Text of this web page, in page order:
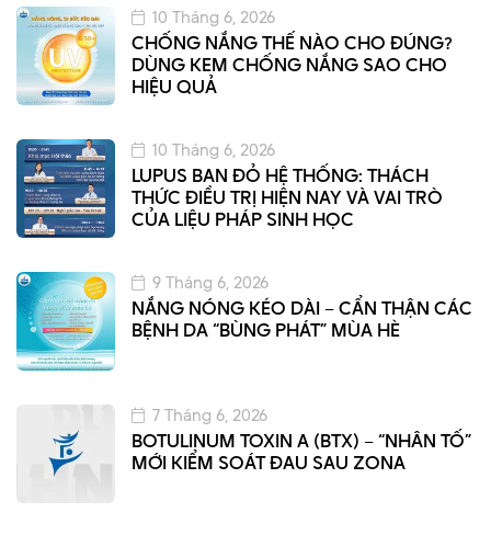
CHỐNG NẮNG THẾ NÀO CHO ĐÚNG?
DÙNG KEM CHỐNG NẮNG SAO CHO
HIỆU QUẢ
10 Tháng 6, 2026
LUPUS BAN ĐỎ HỆ THỐNG: THÁCH
THỨC ĐIỀU TRỊ HIỆN NAY VÀ VAI TRÒ
CỦA LIỆU PHÁP SINH HỌC
10 Tháng 6, 2026
NẮNG NÓNG KÉO DÀI – CẨN THẬN CÁC
BỆNH DA “BÙNG PHÁT” MÙA HÈ
9 Tháng 6, 2026
BOTULINUM TOXIN A (BTX) – “NHÂN TỐ”
MỚI KIỂM SOÁT ĐAU SAU ZONA
7 Tháng 6, 2026